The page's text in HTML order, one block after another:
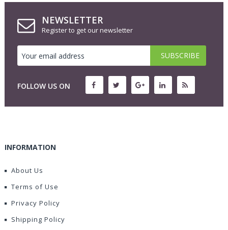
NEWSLETTER
Register to get our newsletter
FOLLOW US ON
INFORMATION
About Us
Terms of Use
Privacy Policy
Shipping Policy